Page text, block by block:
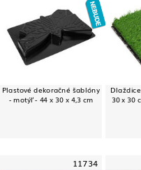
Plastové dekoračné šablóny
- motýľ - 44 x 30 x 4,3 cm 30 x 30
11734